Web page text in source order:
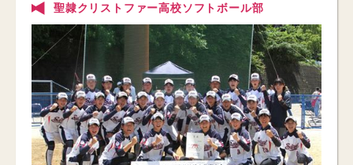
聖隷クリストファー高校ソフトボール部